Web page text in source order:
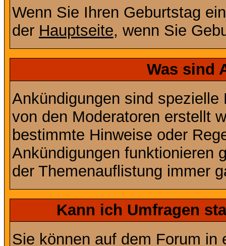
Wenn Sie Ihren Geburtstag
der Hauptseite, wenn Sie
Was sind
Ankündigungen sind
von den Moderatoren erstellt
bestimmte Hinweise oder
Ankündigungen funktionieren
der Themenauflistung immer
Kann ich Umfragen
Sie können auf dem Forum in